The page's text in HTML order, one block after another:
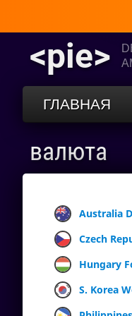
<pie>
ГЛАВНАЯ
валюта
Australia
Czech
Hungary
S. Korea